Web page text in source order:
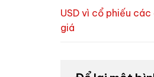
USD vì cổ phiếu
giá